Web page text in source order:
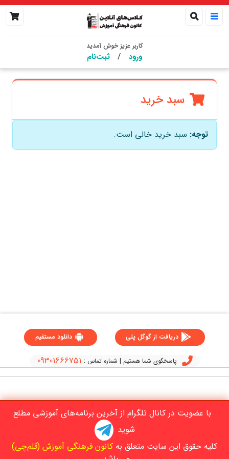
کاربر عزیز خوش آمدید
ورود / ثبت‌نام
سبد خرید
توجه: سبد خرید خالی است.
دریافت از گوگل پلی دانلود مستقیم
پاسخگوی شما هستیم | شماره تماس : 09301666751
کلیه حقوق این سایت متعلق به کانون فرهنگی آموزش (قلم‌چی)
با عضویت در کانال تلگرام از آخرین برنامه‌های آموزشی مطلع
شوید